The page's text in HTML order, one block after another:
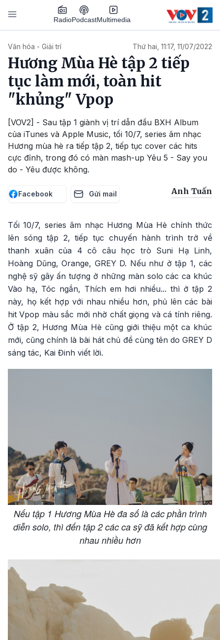
Nhảy đến nội dung
RadioPodcastMultimedia
Văn hóa - Giải trí Thứ hai, 11:17, 11/07/2022
Hương Mùa Hè tập 2 tiếp
tục làm mới, toàn hit
"khủng" Vpop
[VOV2] - Sau tập 1 giành vị trí dẫn đầu BXH Album
của iTunes và Apple Music, tối 10/7, series âm nhạc
Hương mùa hè ra tiếp tập 2, tiếp tục cover các hits
cực đỉnh, trong đó có màn mash-up Yêu 5 - Say you
do - Yêu được không.
Facebook Gửi mail Anh Tuấn
Tối 10/7, series âm nhạc Hương Mùa Hè chính thức
lên sóng tập 2, tiếp tục chuyến hành trình trở về
thanh xuân của 4 cô câu học trò Suni Hạ Linh,
Hoàng Dũng, Orange, GREY D. Nếu như ở tập 1, các
nghệ sỹ gây ấn tượng ở những màn solo các ca khúc
Vào hạ, Tóc ngắn, Thích em hơi nhiều... thì ở tập 2
này, họ kết hợp với nhau nhiều hơn, phủ lên các bài
hit Vpop màu sắc mới nhờ chất giọng và cá tính riêng.
Ở tập 2, Hương Mùa Hè cũng giới thiệu một ca khúc
mới, cũng chính là bài hát chủ đề cùng tên do GREY D
sáng tác, Kai Đinh viết lời.
Nếu tập 1 Hương Mùa Hè đa số là các phần trình
diễn solo, thì đến tập 2 các ca sỹ đã kết hợp cùng
nhau nhiều hơn